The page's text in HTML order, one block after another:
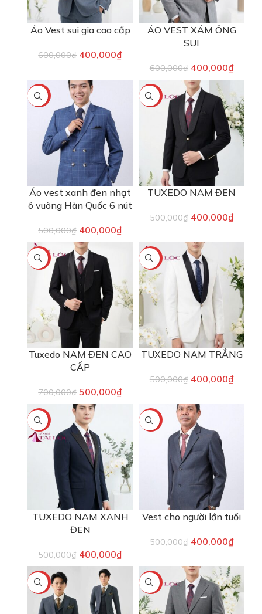
Áo Vest sui gia cao cấp
600,000₫ 400,000₫
ÁO VEST XÁM ÔNG
SUI
600,000₫ 400,000₫
-20%
Áo vest xanh đen nhạt
ô vuông Hàn Quốc 6 nút
500,000₫ 400,000₫
-20%
TUXEDO NAM ĐEN
500,000₫ 400,000₫
-29%
Tuxedo NAM ĐEN CAO
CẤP
700,000₫ 500,000₫
-20%
TUXEDO NAM TRẮNG
500,000₫ 400,000₫
-20%
TUXEDO NAM XANH
ĐEN
500,000₫ 400,000₫
-20%
Vest cho người lớn tuổi
500,000₫ 400,000₫
-17% -20%